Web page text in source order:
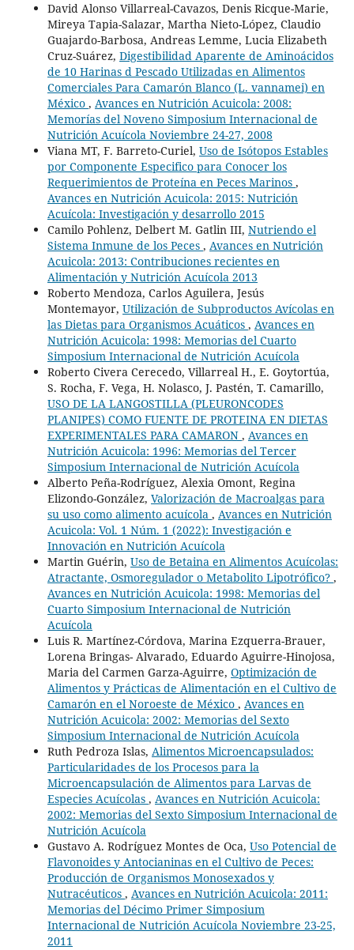
David Alonso Villarreal-Cavazos, Denis Ricque-Marie,
Mireya Tapia-Salazar, Martha Nieto-López, Claudio
Guajardo-Barbosa, Andreas Lemme, Lucia Elizabeth
Cruz-Suárez, Digestibilidad Aparente de Aminoácidos
de 10 Harinas d Pescado Utilizadas en Alimentos
Comerciales Para Camarón Blanco (L. vannamei) en
México , Avances en Nutrición Acuicola: 2008:
Memorías del Noveno Simposium Internacional de
Nutrición Acuícola Noviembre 24-27, 2008
Viana MT, F. Barreto-Curiel, Uso de Isótopos Estables
por Componente Especifico para Conocer los
Requerimientos de Proteína en Peces Marinos ,
Avances en Nutrición Acuicola: 2015: Nutrición
Acuícola: Investigación y desarrollo 2015
Camilo Pohlenz, Delbert M. Gatlin III, Nutriendo el
Sistema Inmune de los Peces , Avances en Nutrición
Acuicola: 2013: Contribuciones recientes en
Alimentación y Nutrición Acuícola 2013
Roberto Mendoza, Carlos Aguilera, Jesús
Montemayor, Utilización de Subproductos Avícolas en
las Dietas para Organismos Acuáticos , Avances en
Nutrición Acuicola: 1998: Memorias del Cuarto
Simposium Internacional de Nutrición Acuícola
Roberto Civera Cerecedo, Villarreal H., E. Goytortúa,
S. Rocha, F. Vega, H. Nolasco, J. Pastén, T. Camarillo,
USO DE LA LANGOSTILLA (PLEURONCODES
PLANIPES) COMO FUENTE DE PROTEINA EN DIETAS
EXPERIMENTALES PARA CAMARON , Avances en
Nutrición Acuicola: 1996: Memorias del Tercer
Simposium Internacional de Nutrición Acuícola
Alberto Peña-Rodríguez, Alexia Omont, Regina
Elizondo-González, Valorización de Macroalgas para
su uso como alimento acuícola , Avances en Nutrición
Acuicola: Vol. 1 Núm. 1 (2022): Investigación e
Innovación en Nutrición Acuícola
Martin Guérin, Uso de Betaina en Alimentos Acuícolas:
Atractante, Osmoregulador o Metabolito Lipotrófico? ,
Avances en Nutrición Acuicola: 1998: Memorias del
Cuarto Simposium Internacional de Nutrición
Acuícola
Luis R. Martínez-Córdova, Marina Ezquerra-Brauer,
Lorena Bringas- Alvarado, Eduardo Aguirre-Hinojosa,
Maria del Carmen Garza-Aguirre, Optimización de
Alimentos y Prácticas de Alimentación en el Cultivo de
Camarón en el Noroeste de México , Avances en
Nutrición Acuicola: 2002: Memorias del Sexto
Simposium Internacional de Nutrición Acuícola
Ruth Pedroza Islas, Alimentos Microencapsulados:
Particularidades de los Procesos para la
Microencapsulación de Alimentos para Larvas de
Especies Acuícolas , Avances en Nutrición Acuicola:
2002: Memorias del Sexto Simposium Internacional de
Nutrición Acuícola
Gustavo A. Rodríguez Montes de Oca, Uso Potencial de
Flavonoides y Antocianinas en el Cultivo de Peces:
Producción de Organismos Monosexados y
Nutracéuticos , Avances en Nutrición Acuicola: 2011:
Memorias del Décimo Primer Simposium
Internacional de Nutrición Acuícola Noviembre 23-25,
2011